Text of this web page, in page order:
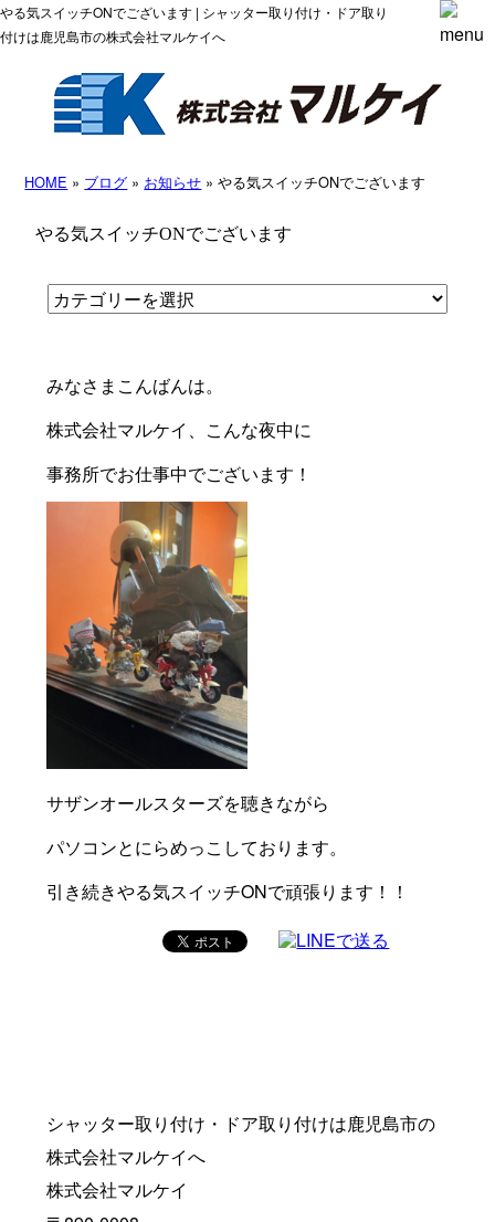
やる気スイッチONでございます | シャッター取り付け・ドア取り
付けは鹿児島市の株式会社マルケイへ
HOME » ブログ » お知らせ » やる気スイッチONでございます
やる気スイッチONでございます
みなさまこんばんは。
株式会社マルケイ、こんな夜中に
事務所でお仕事中でございます！
サザンオールスターズを聴きながら
パソコンとにらめっこしております。
引き続きやる気スイッチONで頑張ります！！
シャッター取り付け・ドア取り付けは鹿児島市の
株式会社マルケイへ
株式会社マルケイ